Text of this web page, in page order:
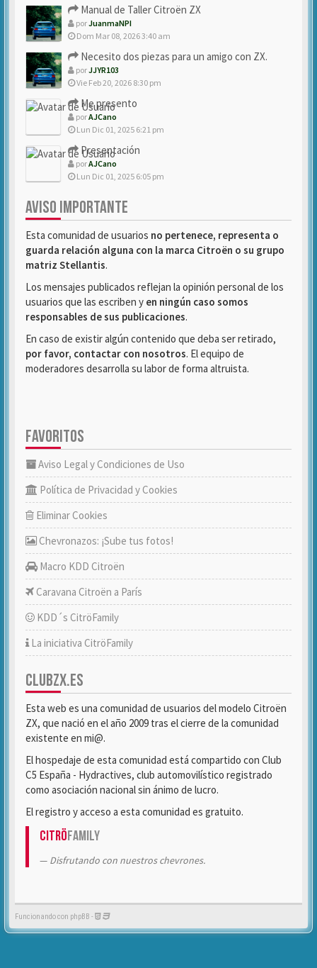
Manual de Taller Citroën ZX
porJuanmaNPI
Dom Mar 08, 2026 3:40 am
Necesito dos piezas para un amigo con ZX.
porJJYR103
Vie Feb 20, 2026 8:30 pm
Me presento
porAJCano
Lun Dic 01, 2025 6:21 pm
Presentación
porAJCano
Lun Dic 01, 2025 6:05 pm
AVISO IMPORTANTE
Esta comunidad de usuarios no pertenece, representa o
guarda relación alguna con la marca Citroën o su grupo
matriz Stellantis.
Los mensajes publicados reflejan la opinión personal de los
usuarios que las escriben y en ningún caso somos
responsables de sus publicaciones.
En caso de existir algún contenido que deba ser retirado,
por favor, contactar con nosotros. El equipo de
moderadores desarrolla su labor de forma altruista.
FAVORITOS
Aviso Legal y Condiciones de Uso
Política de Privacidad y Cookies
Eliminar Cookies
Chevronazos: ¡Sube tus fotos!
Macro KDD Citroën
Caravana Citroën a París
KDD´s CitröFamily
La iniciativa CitröFamily
CLUBZX.ES
Esta web es una comunidad de usuarios del modelo Citroën
ZX, que nació en el año 2009 tras el cierre de la comunidad
existente en mi@.
El hospedaje de esta comunidad está compartido con Club
C5 España - Hydractives, club automovilístico registrado
como asociación nacional sin ánimo de lucro.
El registro y acceso a esta comunidad es gratuito.
CitröFamily
Disfrutando con nuestros chevrones.
Funcionando con phpBB -